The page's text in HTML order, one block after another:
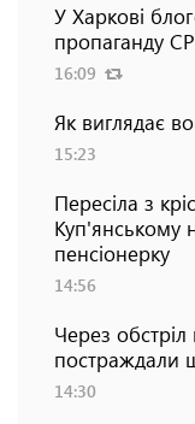
У Харкові
пропаганду
16:09
Як виглядає
15:23
Пересіла з
Куп'янському
пенсіонерку
14:56
Через обстріл
постраждали
14:30